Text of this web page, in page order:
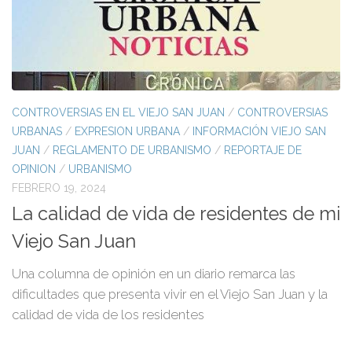
CONTROVERSIAS EN EL VIEJO SAN JUAN / CONTROVERSIAS
URBANAS / EXPRESION URBANA / INFORMACIÓN VIEJO SAN
JUAN / REGLAMENTO DE URBANISMO / REPORTAJE DE
OPINION / URBANISMO
FEBRERO 19, 2024
La calidad de vida de residentes de mi
Viejo San Juan
Una columna de opinión en un diario remarca las
dificultades que presenta vivir en el Viejo San Juan y la
calidad de vida de los residentes